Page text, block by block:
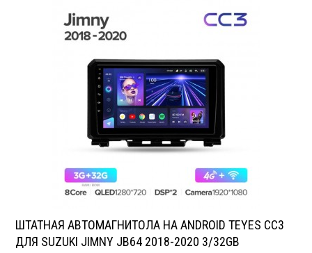
ШТАТНАЯ АВТОМАГНИТОЛА НА ANDROID TEYES CC3
ДЛЯ SUZUKI JIMNY JB64 2018-2020 3/32GB